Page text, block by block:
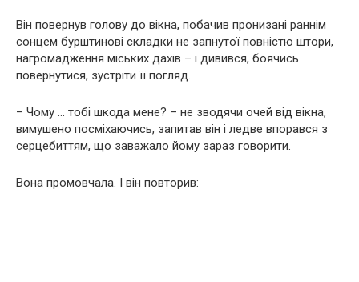
Він повернув голову до вікна, побачив пронизані раннім
сонцем бурштинові складки не запнутої повністю штори,
нагромадження міських дахів – і дивився, боячись
повернутися, зустріти її погляд.
– Чому … тобі шкода мене? – не зводячи очей від вікна,
вимушено посміхаючись, запитав він і ледве впорався з
серцебиттям, що заважало йому зараз говорити.
Вона промовчала. І він повторив: